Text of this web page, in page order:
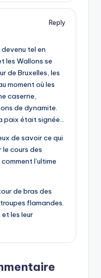
Reply
tel en
les Wallons se
de Bruxelles, les
moment où les
caserne,
de dynamite.
paix était signée…
de savoir ce qui
cours des
l’ultime
de bras des
flamandes.
les leur